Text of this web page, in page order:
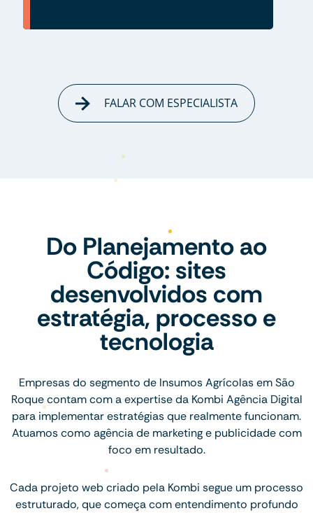
FALAR COM ESPECIALISTA
Do Planejamento ao
Código: sites
desenvolvidos com
estratégia, processo e
tecnologia
Empresas do segmento de Insumos Agrícolas em São
Roque contam com a expertise da Kombi Agência Digital
para implementar estratégias que realmente funcionam.
Atuamos como agência de marketing e publicidade com
foco em resultado.
Cada projeto web criado pela Kombi segue um processo
estruturado, que começa com entendimento profundo